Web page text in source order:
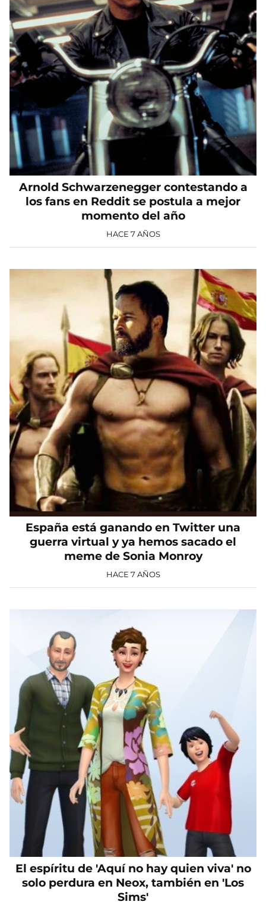
Arnold Schwarzenegger contestando a
los fans en Reddit se postula a mejor
momento del año
HACE 7 AÑOS
España está ganando en Twitter una
guerra virtual y ya hemos sacado el
meme de Sonia Monroy
HACE 7 AÑOS
El espíritu de 'Aquí no hay quien viva' no
solo perdura en Neox, también en 'Los
Sims'